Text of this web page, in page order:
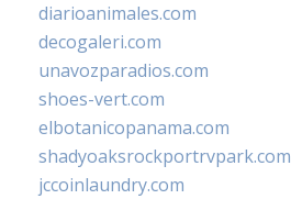
diarioanimales.com
decogaleri.com
unavozparadios.com
shoes-vert.com
elbotanicopanama.com
shadyoaksrockportrvpark.com
jccoinlaundry.com